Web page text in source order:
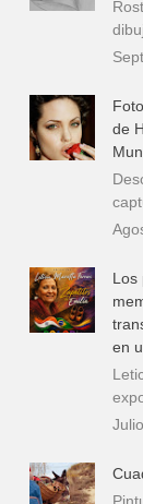
de
Los
en